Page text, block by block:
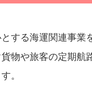
する海運関連事業
物や旅客の定期航
。